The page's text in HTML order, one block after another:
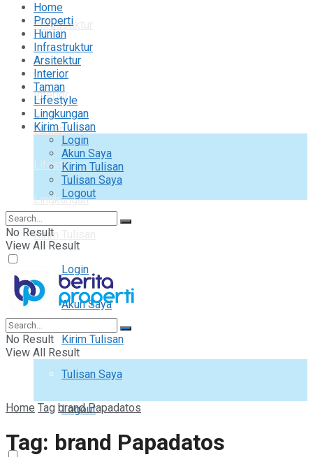
Infrastruktur
Arsitektur
Interior
Taman
Lifestyle
Lingkungan
Kirim Tulisan
Login
Akun Saya
Kirim Tulisan
Tulisan Saya
Logout
Home
Properti
Hunian
Infrastruktur
Arsitektur
Interior
Taman
Lifestyle
Lingkungan
Kirim Tulisan
Login
Akun Saya
Kirim Tulisan
Tulisan Saya
Logout
No Result
View All Result
No Result
View All Result
Home Tag brand Papadatos
Tag: brand Papadatos